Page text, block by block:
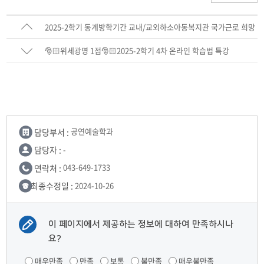
2025-2학기 동계방학기간 교내/교외하소아동복지관 국가근로 희망
근로지 추가2차신청 안내
🎅🏻위세광명 1점🎅🏻2025-2학기 4차 온라인 학습법 특강
담당부서 : 공연예술학과
담당자 : -
연락처 : 043-649-1733
최종수정일 : 2024-10-26
이 페이지에서 제공하는 정보에 대하여 만족하시나
요?
매우만족 만족 보통 불만족 매우불만족